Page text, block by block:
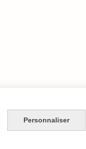
Personnaliser